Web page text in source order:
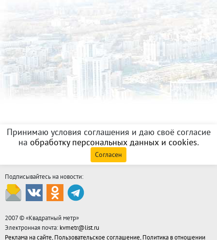
Принимаю условия соглашения и даю своё согласие
на обработку персональных данных и cookies.
Согласен
Подписывайтесь на новости:
2007 © «Квадратный метр»
Электронная почта: kvmetr@list.ru
Реклама на сайте, Пользовательское соглашение, Политика в отношении